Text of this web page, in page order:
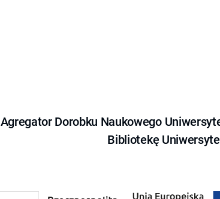
Agregator Dorobku Naukowego
Bibliotekę